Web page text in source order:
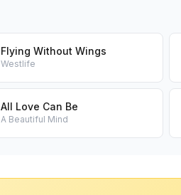
Flying Without Wings
Westlife
All Love Can Be
A Beautiful Mind